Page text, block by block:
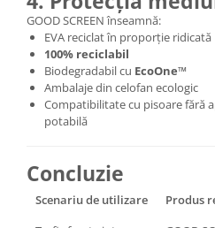
GOOD SCREEN înseamnă:
EVA reciclat în proporție ridicată
100% reciclabil
Biodegradabil cu EcoOne™
Ambalaje din celofan ecologic
Compatibilitate cu pisoare fără
potabilă
Concluzie
Scenariu de utilizare
Produs